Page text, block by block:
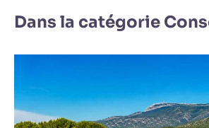
Dans la catégorie